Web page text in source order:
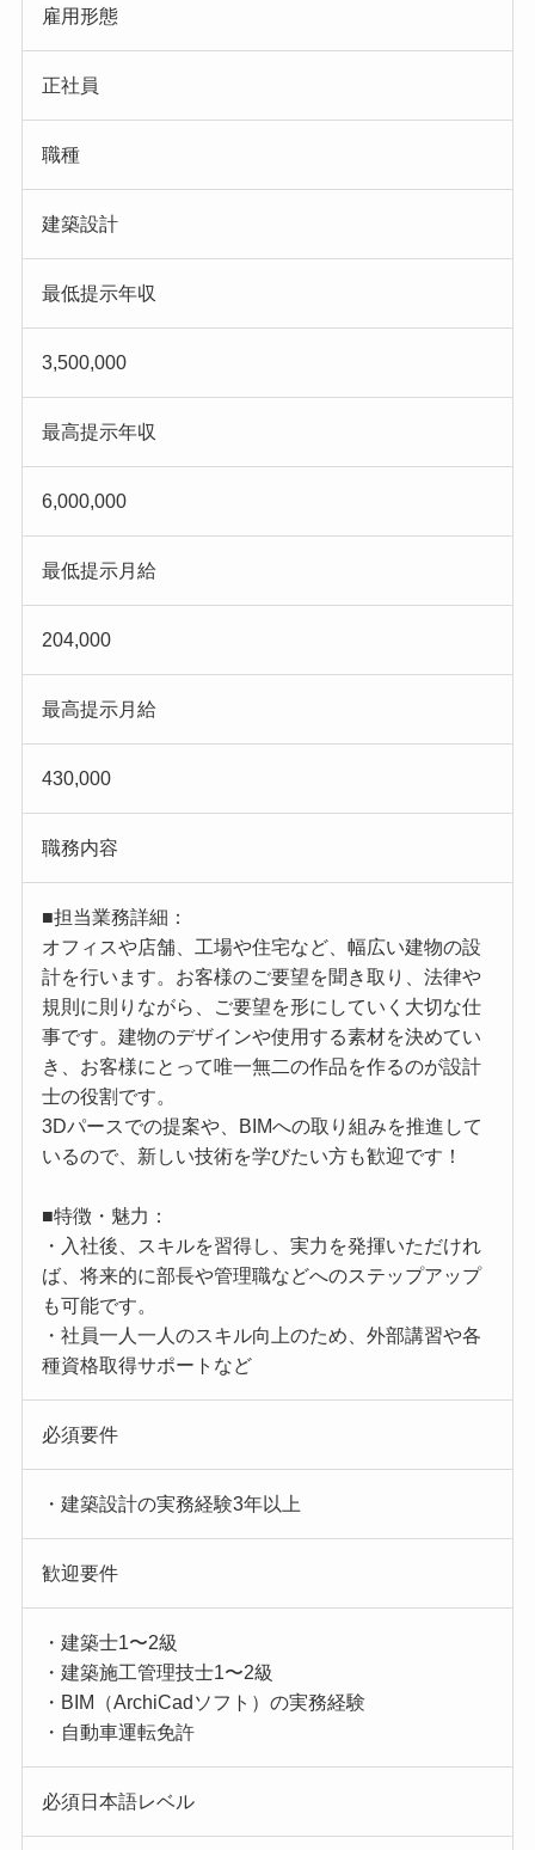
雇用形態
正社員
職種
建築設計
最低提示年収
3,500,000
最高提示年収
6,000,000
最低提示月給
204,000
最高提示月給
430,000
職務内容
■担当業務詳細：
オフィスや店舗、工場や住宅など、幅広い建物の設
計を行います。お客様のご要望を聞き取り、法律や
規則に則りながら、ご要望を形にしていく大切な仕
事です。建物のデザインや使用する素材を決めてい
き、お客様にとって唯一無二の作品を作るのが設計
士の役割です。
3Dパースでの提案や、BIMへの取り組みを推進して
いるので、新しい技術を学びたい方も歓迎です！
■特徴・魅力：
・入社後、スキルを習得し、実力を発揮いただけれ
ば、将来的に部長や管理職などへのステップアップ
も可能です。
・社員一人一人のスキル向上のため、外部講習や各
種資格取得サポートなど
必須要件
・建築設計の実務経験3年以上
歓迎要件
・建築士1〜2級
・建築施工管理技士1〜2級
・BIM（ArchiCadソフト）の実務経験
・自動車運転免許
必須日本語レベル